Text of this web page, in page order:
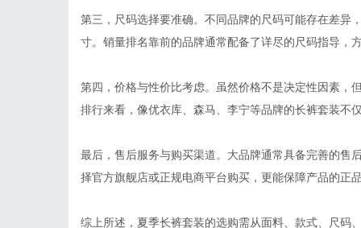
第三，尺码选择要准确。不同品牌的尺码可能存在差异
寸。销量排名靠前的品牌通常配备了详尽的尺码指导，
第四，价格与性价比考虑。虽然价格不是决定性因素，
排行来看，像优衣库、森马、李宁等品牌的长裤套装不
最后，售后服务与购买渠道。大品牌通常具备完善的售
择官方旗舰店或正规电商平台购买，更能保障产品的正
综上所述，夏季长裤套装的选购需从面料、款式、尺码